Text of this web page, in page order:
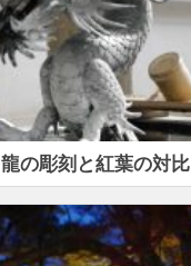
龍の彫刻と紅葉の対比